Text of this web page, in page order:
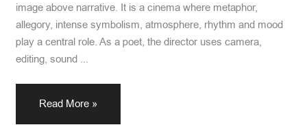
image above narrative. It is a cinema where metaphor,
allegory, intense symbolism, atmosphere, rhythm and mood
play a central role. As a poet, the director uses camera,
editing, sound ...
Read More »